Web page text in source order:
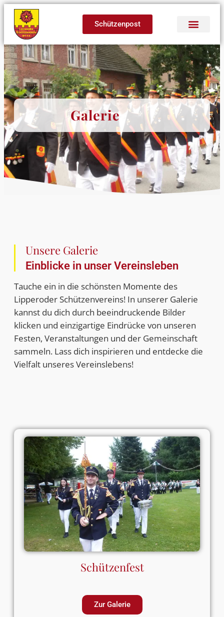
Schützenpost
Galerie
Unsere Galerie
Einblicke in unser Vereinsleben
Tauche ein in die schönsten Momente des
Lipperoder Schützenvereins! In unserer Galerie
kannst du dich durch beeindruckende Bilder
klicken und einzigartige Eindrücke von unseren
Festen, Veranstaltungen und der Gemeinschaft
sammeln. Lass dich inspirieren und entdecke die
Vielfalt unseres Vereinslebens!
Schützenfest
Zur Galerie